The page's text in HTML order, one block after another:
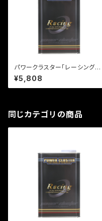
パワークラスター「レーシング」1
L
¥5,808
同じカテゴリの商品